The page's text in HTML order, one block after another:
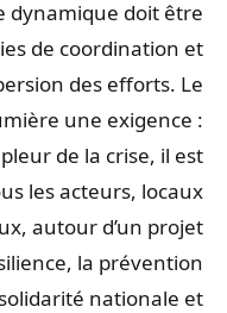
dynamique doit être
de coordination et
des efforts. Le
une exigence :
de la crise, il est
les acteurs, locaux
autour d’un projet
la prévention
nationale et